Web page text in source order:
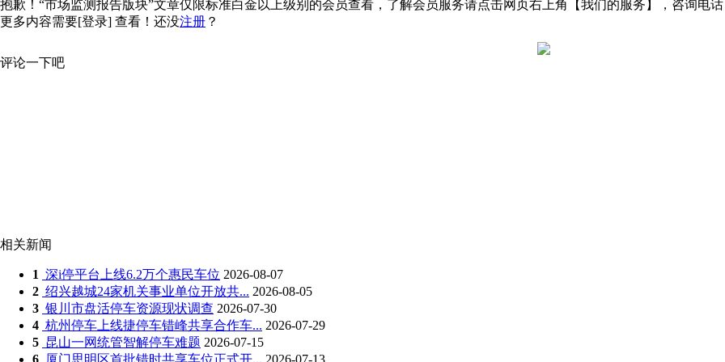
抱歉！“市场监测报告版块”文章仅限标准白金以上级别的会员查看，了解会员服务请点击网页右上角【我们的服务】，咨询电话
更多内容需要[登录] 查看！还没注册 ？
评论一下吧
相关新闻
1 深i停平台上线6.2万个惠民车位 2026-08-07
2 绍兴越城24家机关事业单位开放共... 2026-08-05
3 银川市盘活停车资源现状调查 2026-07-30
4 杭州停车上线捷停车错峰共享合作车... 2026-07-29
5 昆山一网统管智解停车难题 2026-07-15
6 厦门思明区首批错时共享车位正式开... 2026-07-13